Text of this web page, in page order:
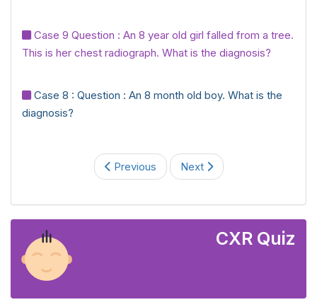
Case 9 Question : An 8 year old girl falled from a tree.
This is her chest radiograph. What is the diagnosis?
Case 8 : Question : An 8 month old boy. What is the
diagnosis?
Previous Next
CXR Quiz